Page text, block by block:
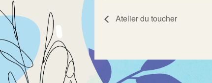
Atelier du toucher